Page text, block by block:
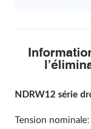
NDRW12 série
Tension